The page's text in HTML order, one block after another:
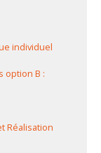
individuel
option B :
Réalisation